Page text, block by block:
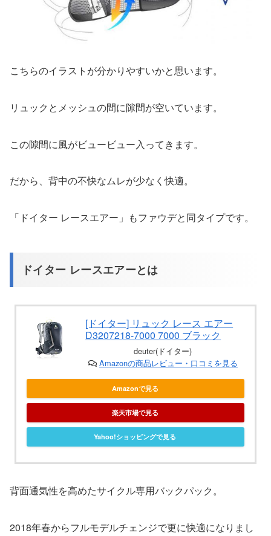
こちらのイラストが分かりやすいかと思います。
リュックとメッシュの間に隙間が空いています。
この隙間に風がビュービュー入ってきます。
だから、背中の不快なムレが少なく快適。
「ドイター レースエアー」もファウデと同タイプです。
ドイター レースエアーとは
[ドイター] リュック レース エアー
D3207218-7000 7000 ブラック
deuter(ドイター)
Amazonの商品レビュー・口コミを見る
Amazonで見る
楽天市場で見る
Yahoo!ショッピングで見る
背面通気性を高めたサイクル専用バックパック。
2018年春からフルモデルチェンジで更に快適になりまし